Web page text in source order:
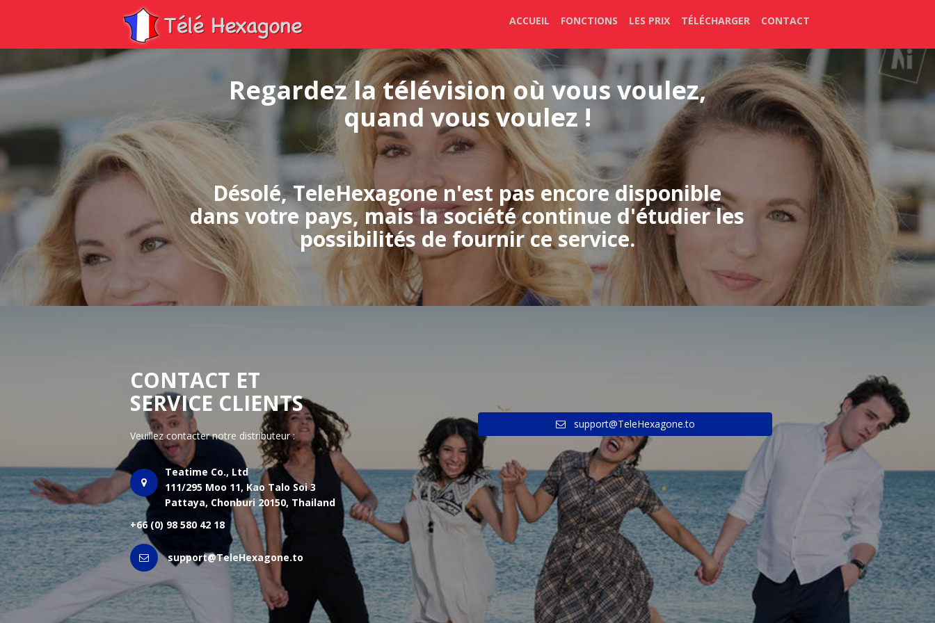
ACCUEIL FONCTIONS LES PRIX TÉLÉCHARGER CONTACT
Regardez la télévision où vous voulez,
quand vous voulez !
Désolé, TeleHexagone n'est pas encore disponible
dans votre pays, mais la société continue d'étudier les
possibilités de fournir ce service.
CONTACT ET
SERVICE CLIENTS
Veuillez contacter notre distributeur :
Teatime Co., Ltd
111/295 Moo 11, Kao Talo Soi 3
Pattaya, Chonburi 20150, Thailand
+66 (0) 98 580 42 18
support@TeleHexagone.to
support@TeleHexagone.to